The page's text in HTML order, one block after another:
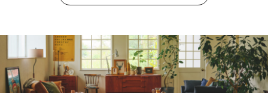
特徴的な逆V字型の脚はBOOKER.T チェアと同じデザイン
になっています。お揃いで使うと、よりスタイリッシュな
インテリアを作ることができます。